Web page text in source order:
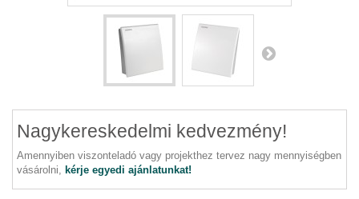
Nagykereskedelmi kedvezmény!
Amennyiben viszonteladó vagy projekthez tervez nagy mennyiségben
vásárolni, kérje egyedi ajánlatunkat!